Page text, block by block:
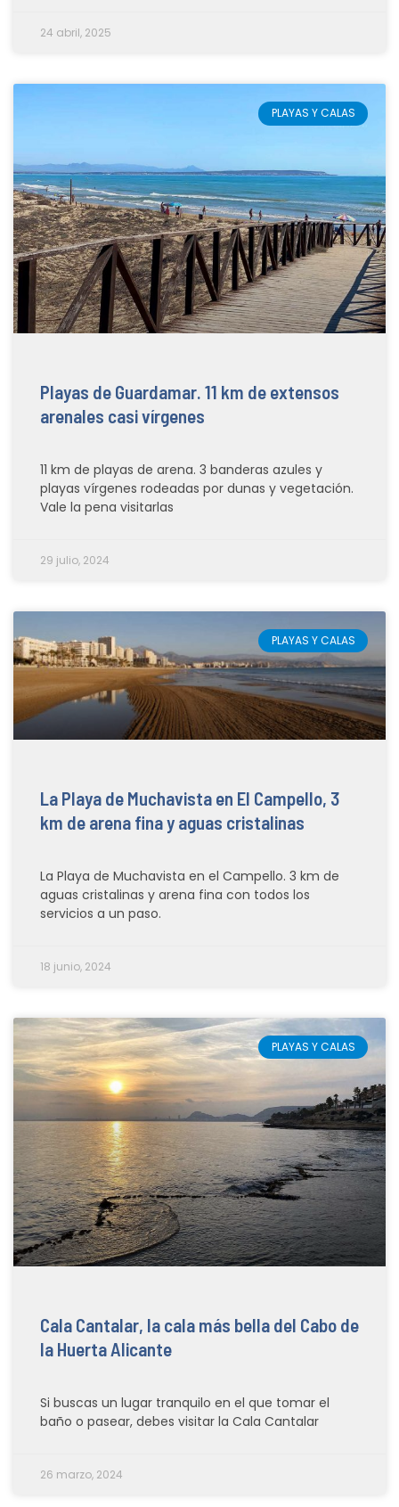
24 abril, 2025
PLAYAS Y CALAS
Playas de Guardamar. 11 km de extensos
arenales casi vírgenes
11 km de playas de arena. 3 banderas azules y
playas vírgenes rodeadas por dunas y vegetación.
Vale la pena visitarlas
29 julio, 2024
PLAYAS Y CALAS
La Playa de Muchavista en El Campello, 3
km de arena fina y aguas cristalinas
La Playa de Muchavista en el Campello. 3 km de
aguas cristalinas y arena fina con todos los
servicios a un paso.
18 junio, 2024
PLAYAS Y CALAS
Cala Cantalar, la cala más bella del Cabo de
la Huerta Alicante
Si buscas un lugar tranquilo en el que tomar el
baño o pasear, debes visitar la Cala Cantalar
26 marzo, 2024